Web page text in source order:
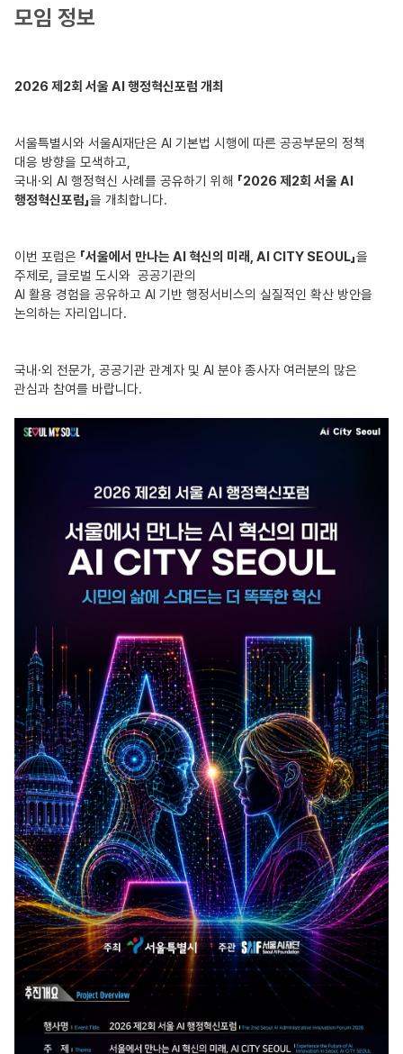
모임 정보
2026제 2회 서울 AI 행정혁신포럼 개최
서울특별시와 서울AI 재단은 AI 기본법 시행에 따른 공공부문의 정책
대응 방향을 모색하고,
국내 ·외 AI 행정혁신 사례를 공유하기 위해 「2026제 2회 서울 AI
행정혁신포럼」을 개최합니다.
이번 포럼은 「서울에서 만나는 AI 혁신의 미래, AI CITY SEOUL」을
주제로, 글로벌 도시와 공공기관의
AI 활용 경험을 공유하고 AI 기반 행정서비스의 실질적인 확산 방안을
논의하는 자리입니다.
국내 ·외 전문가, 공공기관 관계자 및 AI 분야 종사자 여러분의 많은
관심과 참여를 바랍니다.